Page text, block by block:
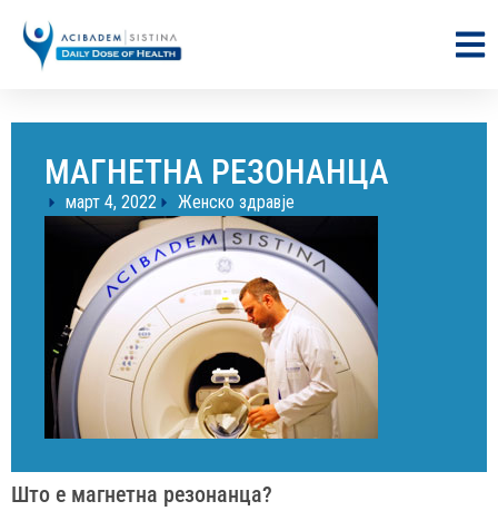
МАГНЕТНА РЕЗОНАНЦА
март 4, 2022 Женско здравје
Што е магнетна резонанца?